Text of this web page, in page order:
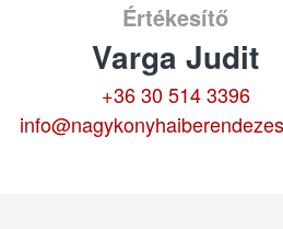
Értékesítő
Varga Judit
+36 30 514 3396